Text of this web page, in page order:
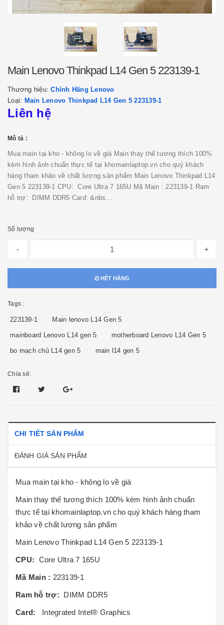
Main Lenovo Thinkpad L14 Gen 5 223139-1
Thương hiệu:Chính Hãng Lenovo
Loại: Main Lenovo Thinkpad L14 Gen 5 223139-1
Liên hệ
Mô tả :
Mua main tại kho - không lo về giá Main thay thế tương thích 100%
kèm hình ảnh chuẩn thực tế tại khomainlaptop.vn cho quý khách
hàng tham khảo về chất lượng sản phẩm Main Lenovo Thinkpad L14
Gen 5 223139-1 CPU: Core Ultra 7 165U Mã Main : 223139-1 Ram
hỗ trợ: DIMM DDR5 Card: &nbs...
Số lượng
- +
HẾT HÀNG
Tags :
223139-1 Main lenovo L14 Gen 5
mainboard Lenovo L14 gen 5 motherboard Lenovo L14 Gen 5
bo mạch chủ L14 gen 5 main l14 gen 5
Chia sẻ:
CHI TIẾT SẢN PHẨM
ĐÁNH GIÁ SẢN PHẨM
Mua main tại kho - không lo về giá
Main thay thế tương thích 100% kèm hình ảnh chuẩn
thực tế tại khomainlaptop.vn cho quý khách hàng tham
khảo về chất lượng sản phẩm
Main Lenovo Thinkpad L14 Gen 5 223139-1
CPU: Core Ultra 7 165U
Mã Main : 223139-1
Ram hỗ trợ: DIMM DDR5
Card: Integrated Intel® Graphics